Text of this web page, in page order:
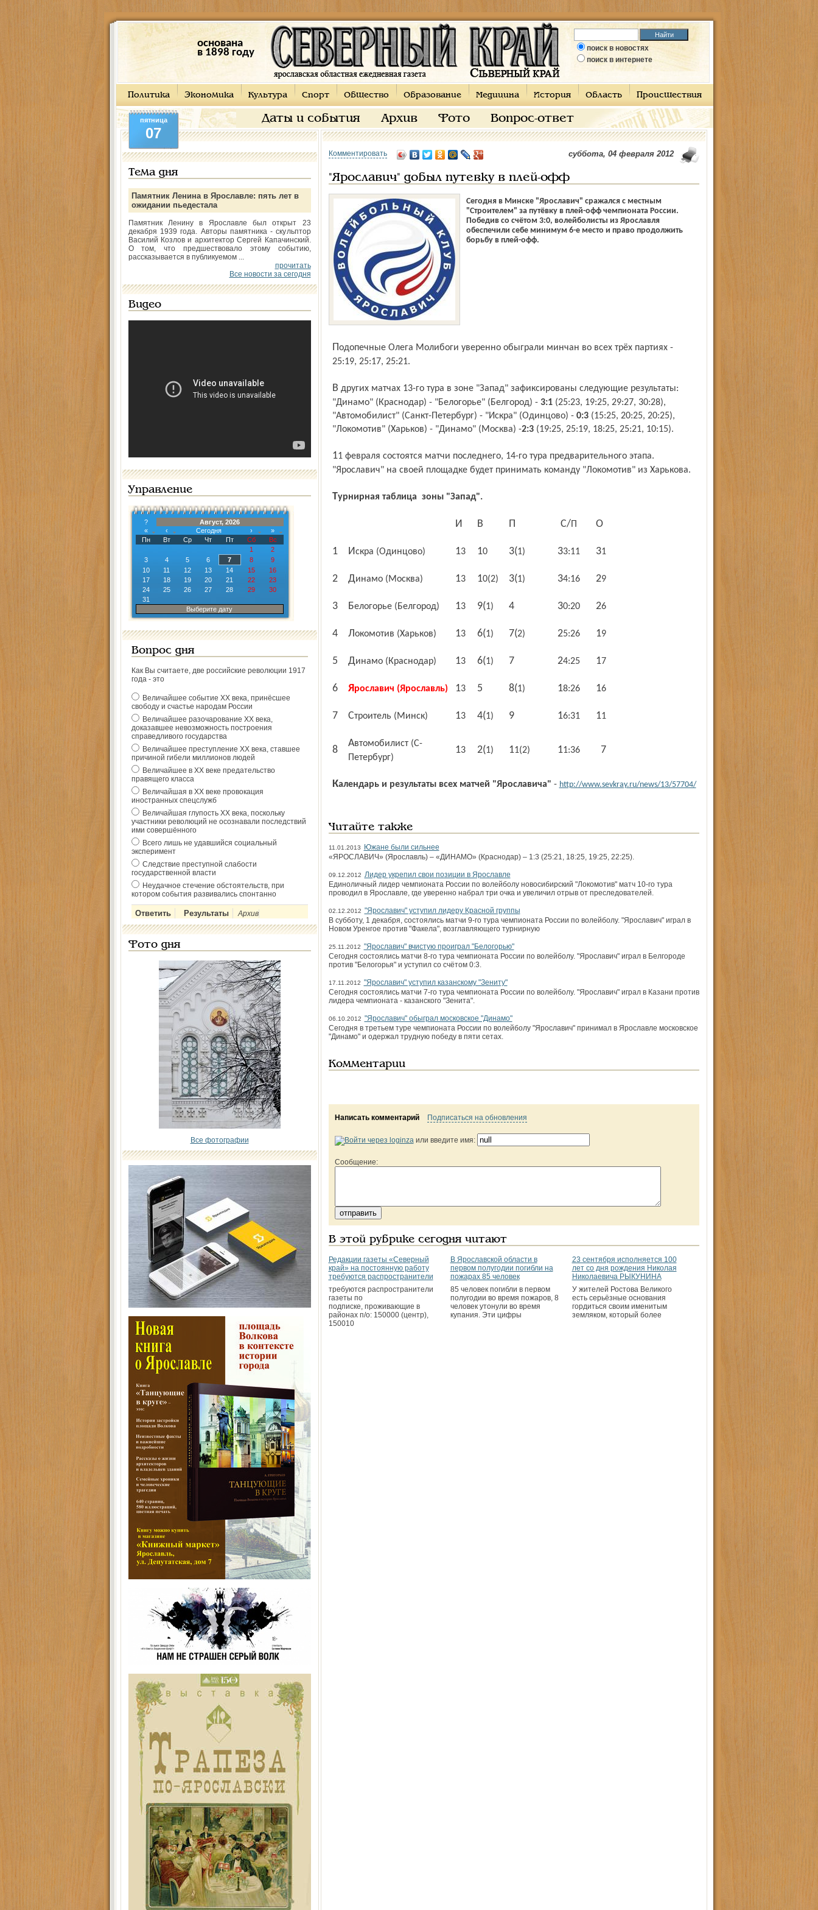
основана
в 1898 году
поиск в новостях
поиск в интернете
Политика Экономика Культура Спорт Общество Образование Медицина История Область Происшествия
Даты и события Архив Фото Вопрос-ответ
пятница
07
Тема дня
Памятник Ленина в Ярославле: пять лет в
ожидании пьедестала
Памятник Ленину в Ярославле был открыт 23
декабря 1939 года. Авторы памятника - скульптор
Василий Козлов и архитектор Сергей Капачинский.
О том, что предшествовало этому событию,
рассказывается в публикуемом ...
прочитать
Все новости за сегодня
Видео
Управление
?
Август, 2026
«
‹ Сегодня ›
»
Пн
Вт Ср Чт Пт Сб
Вс
1
2
3
4 5 6 7 8
9
10
11 12 13 14 15
16
17
18 19 20 21 22
23
24
25 26 27 28 29
30
31
Выберите дату
Вопрос дня
Как Вы считаете, две российские революции 1917
года - это
Величайшее событие ХХ века, принёсшее
свободу и счастье народам России
Величайшее разочарование ХХ века,
доказавшее невозможность построения
справедливого государства
Величайшее преступление ХХ века, ставшее
причиной гибели миллионов людей
Величайшее в ХХ веке предательство
правящего класса
Величайшая в ХХ веке провокация
иностранных спецслужб
Величайшая глупость ХХ века, поскольку
участники революций не осознавали последствий
ими совершённого
Всего лишь не удавшийся социальный
эксперимент
Следствие преступной слабости
государственной власти
Неудачное стечение обстоятельств, при
котором события развивались спонтанно
Архив
Фото дня
Все фотографии
Комментировать суббота, 04 февраля 2012
"Ярославич" добыл путевку в плей-офф
Сегодня в Минске "Ярославич" сражался с местным
"Строителем" за путёвку в плей-офф чемпионата России.
Победив со счётом 3:0, волейболисты из Ярославля
обеспечили себе минимум 6-е место и право продолжить
борьбу в плей-офф.
Подопечные Олега Молибоги уверенно обыграли минчан во всех трёх партиях -
25:19, 25:17, 25:21.
В других матчах 13-го тура в зоне "Запад" зафиксированы следующие результаты:
"Динамо" (Краснодар) - "Белогорье" (Белгород) - 3:1(25:23, 19:25, 29:27, 30:28),
"Автомобилист" (Санкт-Петербург) - "Искра" (Одинцово) - 0:3(15:25, 20:25, 20:25),
"Локомотив" (Харьков) - "Динамо" (Москва) -2:3(19:25, 25:19, 18:25, 25:21, 10:15).
11 февраля состоятся матчи последнего, 14-го тура предварительного этапа.
"Ярославич" на своей площадке будет принимать команду "Локомотив" из Харькова.
Турнирная таблица зоны "Запад".
И В О
1 Искра (Одинцово) 13 10 3(1) 33:11 31
2 Динамо (Москва) 13 10(2) 3(1) 34:16 29
3 Белогорье (Белгород) 13 9(1) 4 30:20 26
4 Локомотив (Харьков) 13 6(1) 7(2) 25:26 19
5 Динамо (Краснодар) 13 6(1) 7 24:25 17
6 Ярославич (Ярославль) 13 5 8(1) 18:26 16
7 Строитель (Минск) 13 4(1) 9 16:31 11
8
Автомобилист (С-
Петербург)
13 2(1) 11(2) 11:36 7
Календарь и результаты всех матчей "Ярославича" - http://www.sevkray.ru/news/13/57704/
Читайте также
11.01.2013
Южане были сильнее
«ЯРОСЛАВИЧ» (Ярославль) – «ДИНАМО» (Краснодар) – 1:3 (25:21, 18:25, 19:25, 22:25).
09.12.2012 Лидер укрепил свои позиции в Ярославле
Единоличный лидер чемпионата России по волейболу новосибирский "Локомотив" матч 10-го тура
проводил в Ярославле, где уверенно набрал три очка и увеличил отрыв от преследователей.
02.12.2012 "Ярославич" уступил лидеру Красной группы
В субботу, 1 декабря, состоялись матчи 9-го тура чемпионата России по волейболу. "Ярославич" играл в
Новом Уренгое против "Факела", возглавляющего турнирную
25.11.2012 "Ярославич" вчистую проиграл "Белогорью"
Сегодня состоялись матчи 8-го тура чемпионата России по волейболу. "Ярославич" играл в Белгороде
против "Белогорья" и уступил со счётом 0:3.
17.11.2012 "Ярославич" уступил казанскому "Зениту"
Сегодня состоялись матчи 7-го тура чемпионата России по волейболу. "Ярославич" играл в Казани против
лидера чемпионата - казанского "Зенита".
06.10.2012 "Ярославич" обыграл московское "Динамо"
Сегодня в третьем туре чемпионата России по волейболу "Ярославич" принимал в Ярославле московское
"Динамо" и одержал трудную победу в пяти сетах.
Комментарии
Написать комментарий Подписаться на обновления
или введите имя:
Сообщение:
В этой рубрике сегодня читают
Редакции газеты «Северный
край» на постоянную работу
требуются распространители
требуются распространители
газеты по
подписке, проживающие в
районах п/о: 150000 (центр),
150010
В Ярославской области в
первом полугодии погибли на
пожарах 85 человек
85 человек погибли в первом
полугодии во время пожаров, 8
человек утонули во время
купания. Эти цифры
23 сентября исполняется 100
лет со дня рождения Николая
Николаевича РЫКУНИНА
У жителей Ростова Великого
есть серьёзные основания
гордиться своим именитым
земляком, который более